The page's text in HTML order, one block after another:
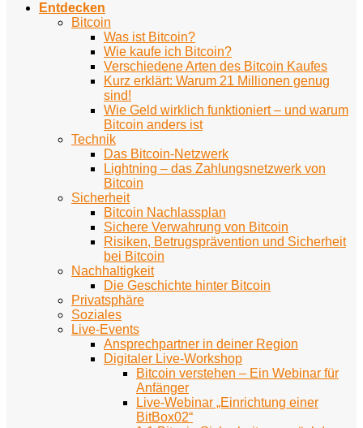
Entdecken
Bitcoin
Was ist Bitcoin?
Wie kaufe ich Bitcoin?
Verschiedene Arten des Bitcoin Kaufes
Kurz erklärt: Warum 21 Millionen genug
sind!
Wie Geld wirklich funktioniert – und warum
Bitcoin anders ist
Technik
Das Bitcoin-Netzwerk
Lightning – das Zahlungsnetzwerk von
Bitcoin
Sicherheit
Bitcoin Nachlassplan
Sichere Verwahrung von Bitcoin
Risiken, Betrugsprävention und Sicherheit
bei Bitcoin
Nachhaltigkeit
Die Geschichte hinter Bitcoin
Privatsphäre
Soziales
Live-Events
Ansprechpartner in deiner Region
Digitaler Live-Workshop
Bitcoin verstehen – Ein Webinar für
Anfänger
Live-Webinar „Einrichtung einer
BitBox02“